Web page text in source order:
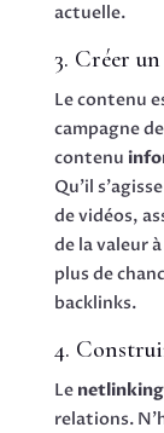
actuelle.
3. Créer
Le contenu
campagne
contenu
Qu’il
de vidéos,
de la valeur
plus de
backlinks.
4.
Le netlinking
relations.